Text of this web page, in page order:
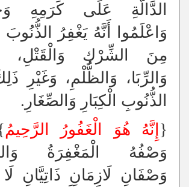
الدَّالَّةِ عَلَى كَرَمِهِ
وَاعْلَمُوا أَنَّهُ يَغْفِرُ الذُّنُوبَ
مِنَ الشِّرْكِ وَالْقَتْلِ،
وَالرِّبَا، وَالظُّلْمِ، وَغَيْرِ
الذُّنُوبِ الْكِبَارِ وَالصِّغَارِ.
{ إِنَّهُ هُوَ الْغَفُورُ الرَّحِيمُ
وَصْفُهُ الْمَغْفِرَةُ
وَصْفَانِ لَازِمَانِ ذَاتِيَّانِ